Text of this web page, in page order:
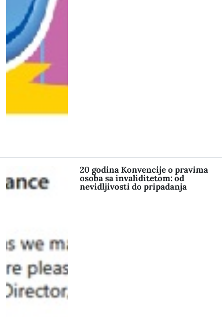
20 godina Konvencije o pravima
osoba sa invaliditetom: od
nevidljivosti do pripadanja